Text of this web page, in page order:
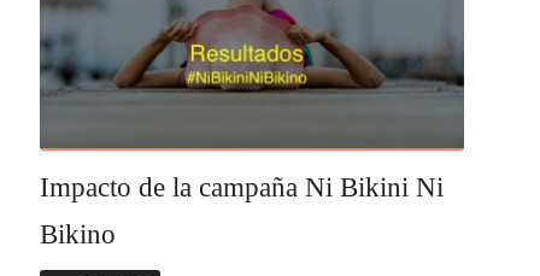
Impacto de la campaña Ni Bikini Ni
Bikino